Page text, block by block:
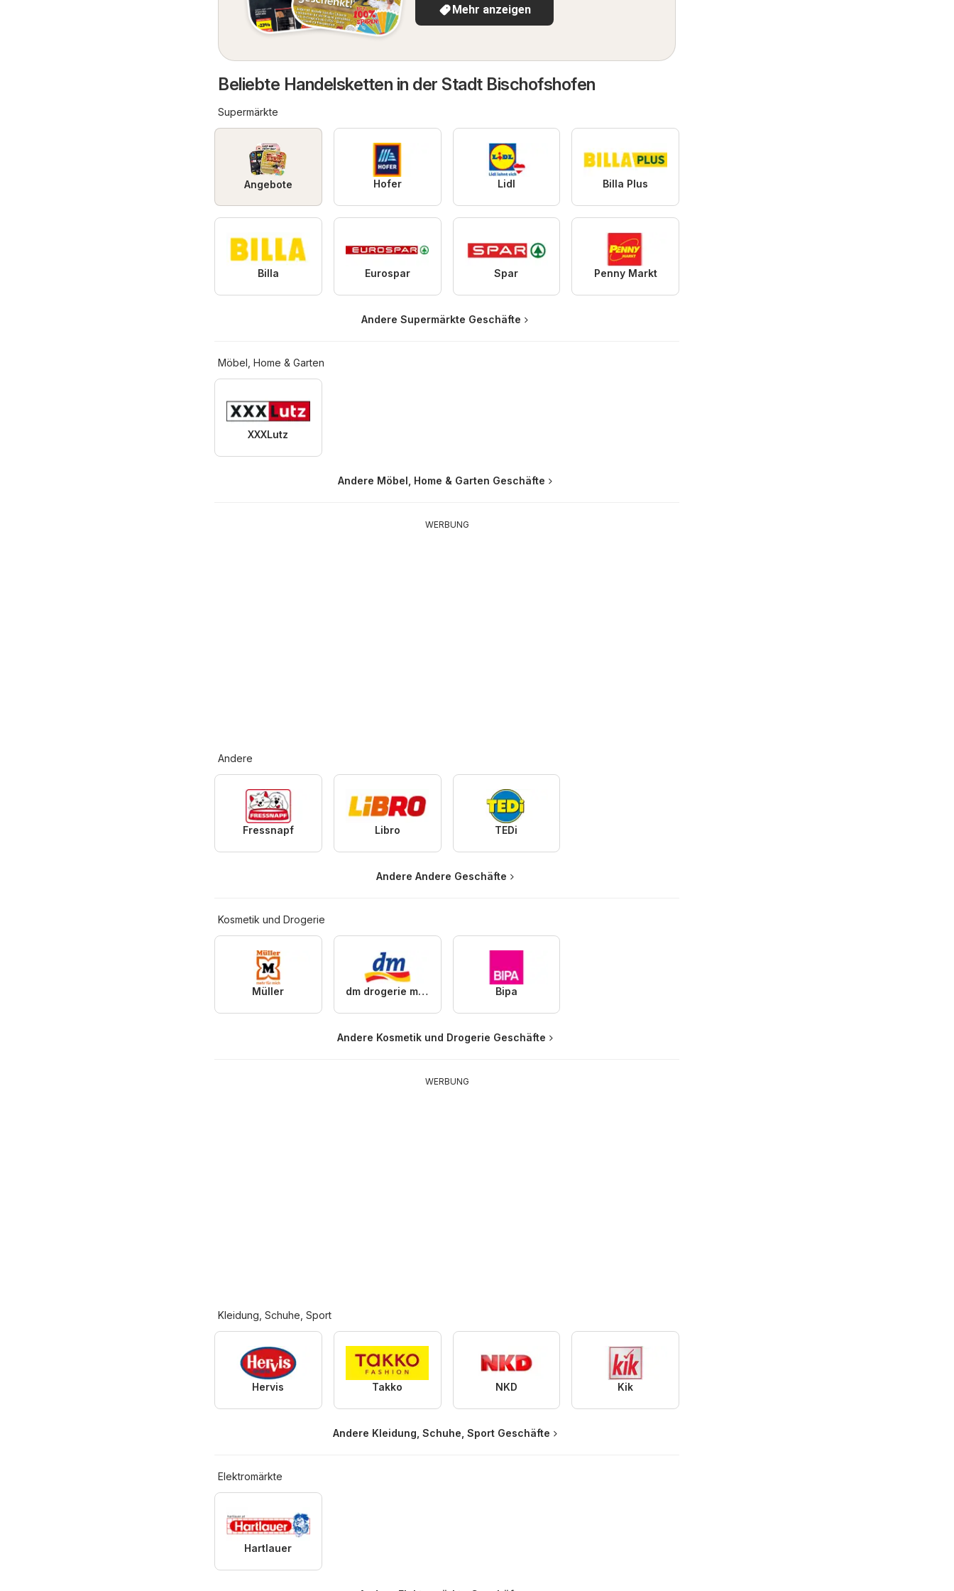
Mehr anzeigen
Beliebte Handelsketten in der Stadt Bischofshofen
Supermärkte
Angebote Hofer Lidl Billa Plus
Billa Eurospar Spar Penny Markt
Andere Supermärkte Geschäfte
Möbel, Home & Garten
XXXLutz
Andere Möbel, Home & Garten Geschäfte
WERBUNG
Andere
Fressnapf Libro TEDi
Andere Andere Geschäfte
Kosmetik und Drogerie
Müller dm drogerie markt Bipa
Andere Kosmetik und Drogerie Geschäfte
WERBUNG
Kleidung, Schuhe, Sport
Hervis Takko NKD Kik
Andere Kleidung, Schuhe, Sport Geschäfte
Elektromärkte
Hartlauer